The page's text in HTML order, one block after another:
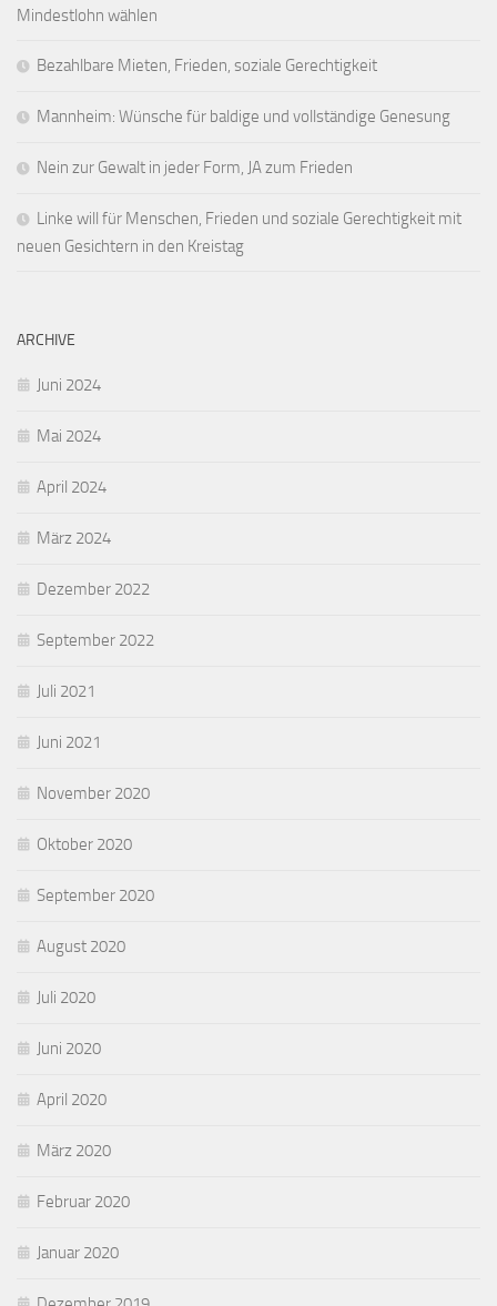
Mindestlohn wählen
Bezahlbare Mieten, Frieden, soziale Gerechtigkeit
Mannheim: Wünsche für baldige und vollständige Genesung
Nein zur Gewalt in jeder Form, JA zum Frieden
Linke will für Menschen, Frieden und soziale Gerechtigkeit mit
neuen Gesichtern in den Kreistag
ARCHIVE
Juni 2024
Mai 2024
April 2024
März 2024
Dezember 2022
September 2022
Juli 2021
Juni 2021
November 2020
Oktober 2020
September 2020
August 2020
Juli 2020
Juni 2020
April 2020
März 2020
Februar 2020
Januar 2020